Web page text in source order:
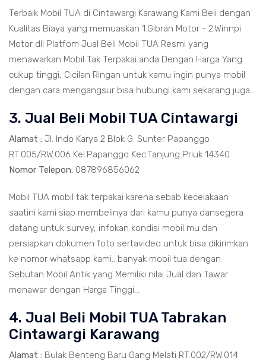
Terbaik Mobil TUA di Cintawargi Karawang Kami Beli dengan
Kualitas Biaya yang memuaskan 1.Gibran Motor - 2.Winnpi
Motor dll Platfom Jual Beli Mobil TUA Resmi yang
menawarkan Mobil Tak Terpakai anda Dengan Harga Yang
cukup tinggi, Cicilan Ringan untuk kamu ingin punya mobil
dengan cara mengangsur bisa hubungi kami sekarang juga...
3. Jual Beli Mobil TUA Cintawargi
Alamat : Jl. Indo Karya 2 Blok G. Sunter Papanggo
RT.005/RW.006 Kel.Papanggo Kec.Tanjung Priuk 14340
Nomor Telepon: 087896856062
Mobil TUA mobil tak terpakai karena sebab kecelakaan
saatini kami siap membelinya dari kamu punya dansegera
datang untuk survey, infokan kondisi mobil mu dan
persiapkan dokumen foto sertavideo untuk bisa dikirimkan
ke nomor whatsapp kami.. banyak mobil tua dengan
Sebutan Mobil Antik yang Memiliki nilai Jual dan Tawar
menawar dengan Harga Tinggi...
4. Jual Beli Mobil TUA Tabrakan
Cintawargi Karawang
Alamat : Bulak Benteng Baru Gang Melati RT.002/RW.014